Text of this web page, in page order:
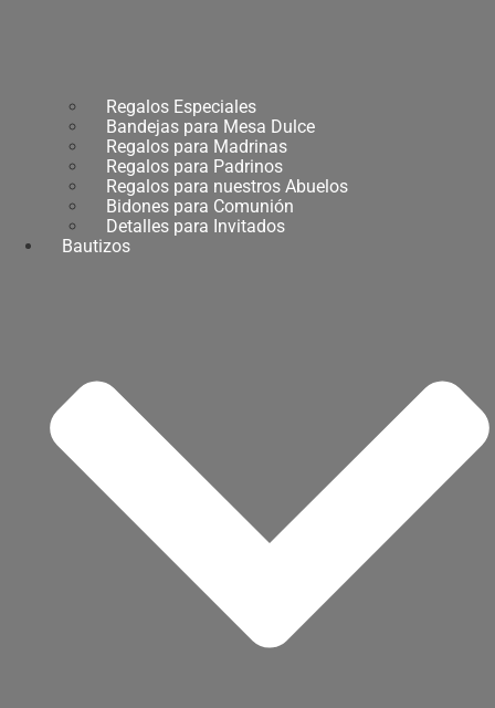
Regalos Especiales
Bandejas para Mesa Dulce
Regalos para Madrinas
Regalos para Padrinos
Regalos para nuestros Abuelos
Bidones para Comunión
Detalles para Invitados
Bautizos